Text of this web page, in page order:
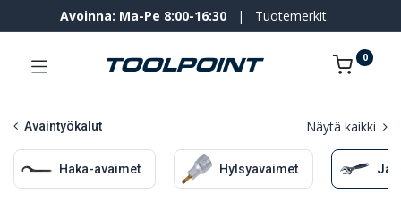
Avoinna: Ma-Pe 8:00-16:30 | Tuotemerkit
0
Avaintyökalut Näytä kaikki
Haka-avaimet Hylsyavaimet